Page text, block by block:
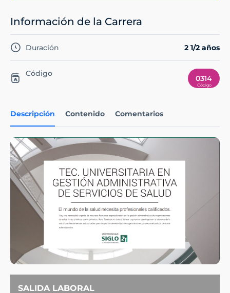
Descripción Contenido Comentarios
SALIDA LABORAL
Información de la Carrera
Duración 2 1/2 años
Código
0314